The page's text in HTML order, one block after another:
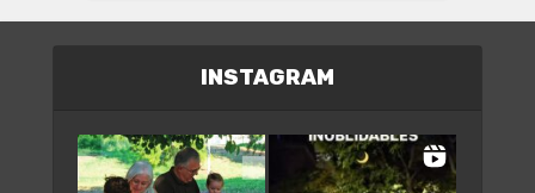
INSTAGRAM